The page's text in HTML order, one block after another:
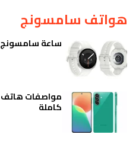
هواتف سامسونج
ساعة سامسونج Galaxy Watch 9 الذكية
كاملة